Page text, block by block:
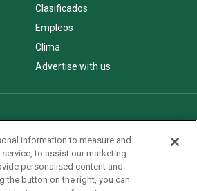
Clasificados
Empleos
Clima
Advertise with us
information to measure and
to assist our marketing
personalised content and
the button on the right, you can